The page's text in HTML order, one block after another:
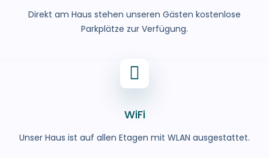
Direkt am Haus stehen unseren Gästen kostenlose
Parkplätze zur Verfügung.
WiFi
Unser Haus ist auf allen Etagen mit WLAN ausgestattet.